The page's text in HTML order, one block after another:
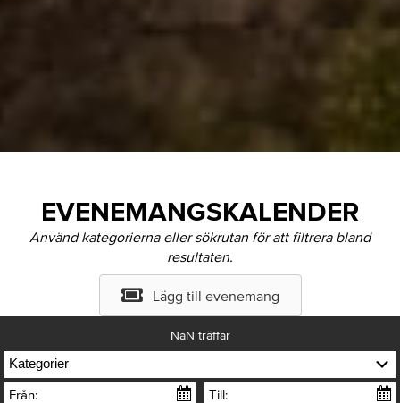
EVENEMANGSKALENDER
Använd kategorierna eller sökrutan för att filtrera bland
resultaten.
Lägg till evenemang
NaN träffar
Kategorier
Från:
Till: